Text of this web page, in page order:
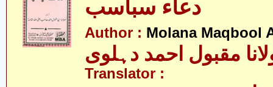
Author : Molana Maqbool
مقبول احمد دہلوی
Translator :